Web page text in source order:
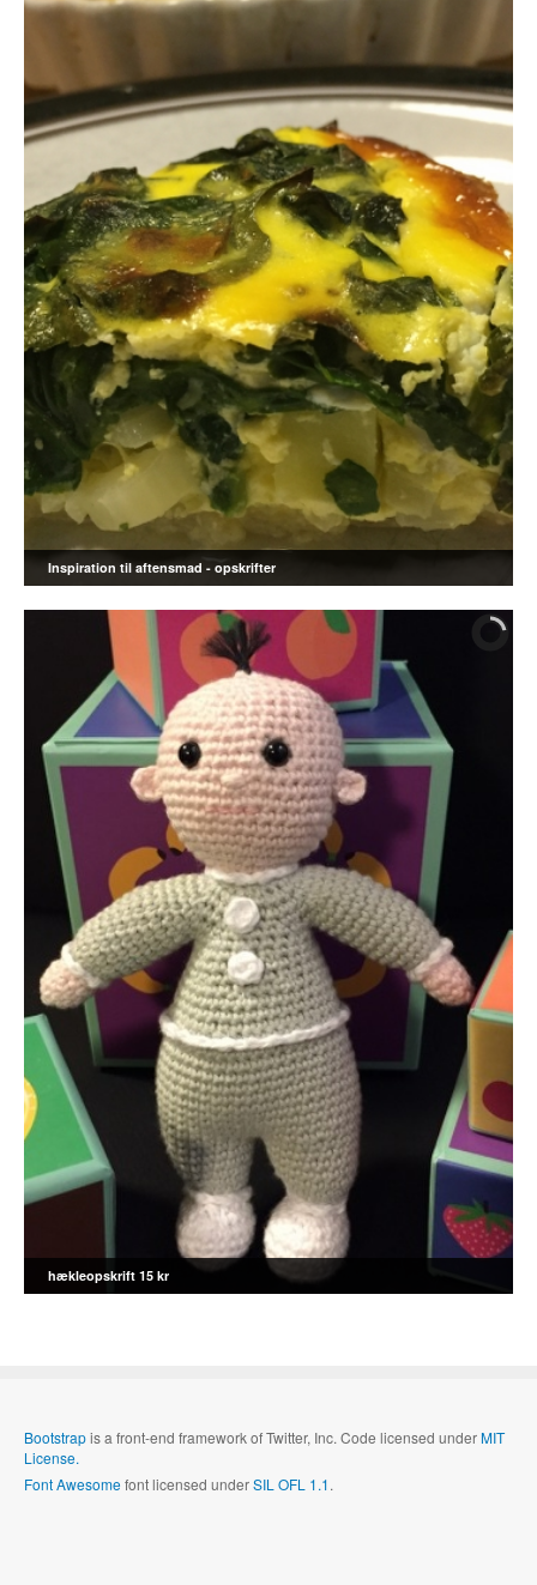
Inspiration til aftensmad - opskrifter
hækleopskrift 15 kr
Bootstrapis a front-end framework of Twitter, Inc. Code licensed underMIT
License.
Font Awesomefont licensed underSIL OFL 1.1.